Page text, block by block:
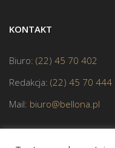
KONTAKT
Biuro: (22) 45 70 402
Redakcja: (22) 45 70 444
Mail: biuro@bellona.pl